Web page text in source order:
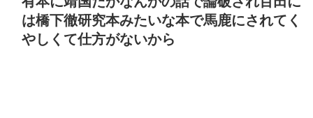
は橋下徹研究本みたいな本で馬鹿にされてく
やしくて仕方がないから